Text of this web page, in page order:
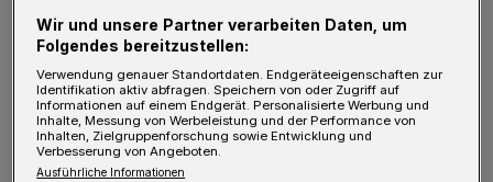
großen Herausforderungen zu kämpfen haben,
so zum Beispiel Familien mit
Fluchthintergrund, Kinder und Senioren.
Münch: „Wie gut tat es da, dass Menschen
Wir und unsere Partner verarbeiten Daten, um
Folgendes bereitzustellen:
Verwendung genauer Standortdaten. Endgeräteeigenschaften zur
Identifikation aktiv abfragen. Speichern von oder Zugriff auf
Informationen auf einem Endgerät. Personalisierte Werbung und
Inhalte, Messung von Werbeleistung und der Performance von
Inhalten, Zielgruppenforschung sowie Entwicklung und
Verbesserung von Angeboten.
Ausführliche Informationen